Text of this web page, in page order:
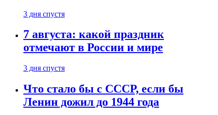
3 дня спустя
7 августа: какой праздник
отмечают в России и мире
3 дня спустя
Что стало бы с СССР, если бы
Ленин дожил до 1944 года